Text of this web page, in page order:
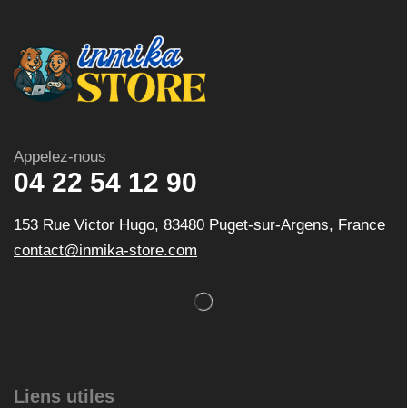
Appelez-nous
04 22 54 12 90
153 Rue Victor Hugo, 83480 Puget-sur-Argens, France
contact@inmika-store.com
Liens utiles